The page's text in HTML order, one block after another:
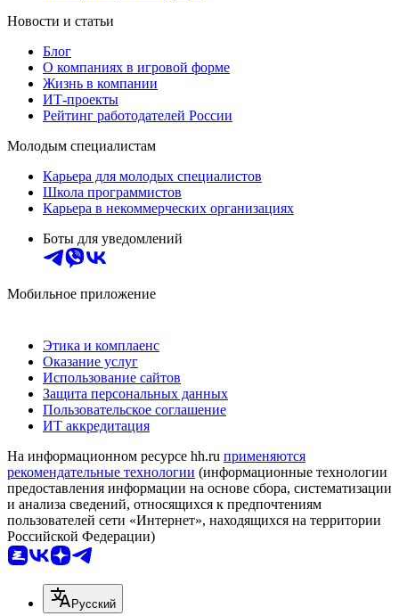
Новости и статьи
Блог
О компаниях в игровой форме
Жизнь в компании
ИТ-проекты
Рейтинг работодателей России
Молодым специалистам
Карьера для молодых специалистов
Школа программистов
Карьера в некоммерческих организациях
Боты для уведомлений
Мобильное приложение
Этика и комплаенс
Оказание услуг
Использование сайтов
Защита персональных данных
Пользовательское соглашение
ИТ аккредитация
На информационном ресурсе hh.ru применяются
рекомендательные технологии (информационные технологии
предоставления информации на основе сбора, систематизации
и анализа сведений, относящихся к предпочтениям
пользователей сети «Интернет», находящихся на территории
Российской Федерации)
Русский